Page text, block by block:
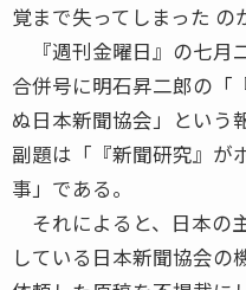
覚まで失ってしまった の
『週刊金曜日』の七月
合併号に明石昇二郎の「
ぬ日本新聞協会」という
副題は「『新聞研究』が
事」である。
それによると、日本の
している日本新聞協会の